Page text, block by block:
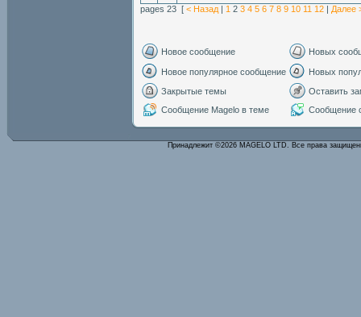
pages 23 [ < Назад | 1 2 3 4 5 6 7 8 9 10 11 12 | Далее
Новое сообщение Новых
Новое популярное сообщение
Новых
Закрытые темы
Оставить
Сообщение Magelo в теме
Сообщение
Принадлежит ©2026 MAGELO LTD. Все права